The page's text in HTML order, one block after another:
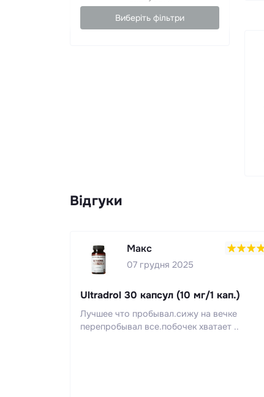
Виберіть фільтри
Відгуки
Макс
07 грудня 2025
Ultradrol 30 капсул (10 мг/1 кап.)
Лучшее что пробывал.сижу на вечке
перепробывал все.побочек хватает ..